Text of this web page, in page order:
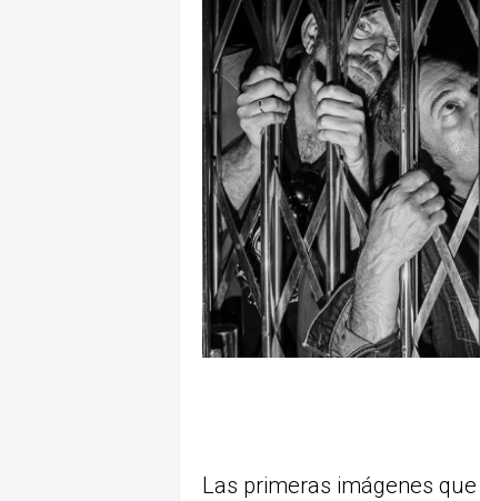
Las primeras imágenes